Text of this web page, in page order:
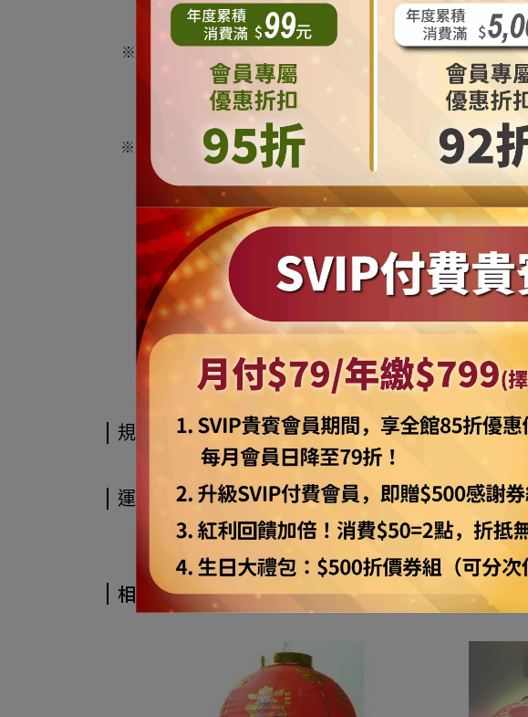
※ 當我們客服人員確認該筆訂單且付款完成無誤後，即開始處
※ 如遇缺貨或不可預期因素影響，未能出貨者，我們將會以
※ 本服務
※ 更多關
※商品如經拆封且商品上之標籤被移除、
規格說明
運送方式
相關商品